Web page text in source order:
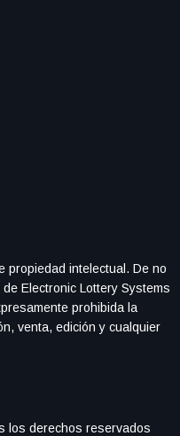
propiedad intelectual. De no
Electronic Lottery Systems
prohibida la
venta, edición y cualquier
los derechos reservados